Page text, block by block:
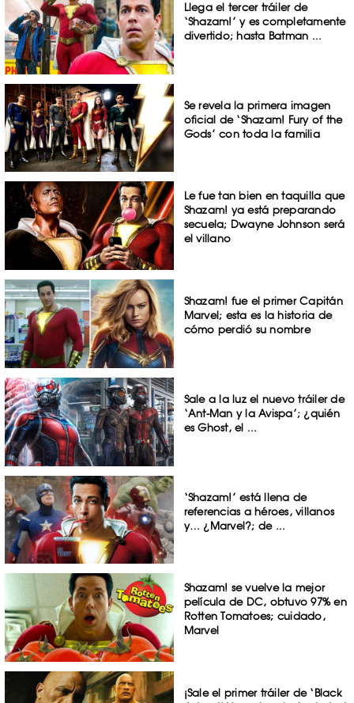
Llega el tercer tráiler de
‘Shazam!’ y es completamente
divertido; hasta Batman ...
Se revela la primera imagen
oficial de ‘Shazam! Fury of the
Gods’ con toda la familia
Le fue tan bien en taquilla que
Shazam! ya está preparando
secuela; Dwayne Johnson será
el villano
Shazam! fue el primer Capitán
Marvel; esta es la historia de
cómo perdió su nombre
Sale a la luz el nuevo tráiler de
‘Ant-Man y la Avispa’; ¿quién
es Ghost, el ...
‘Shazam!’ está llena de
referencias a héroes, villanos
y… ¿Marvel?; de ...
Shazam! se vuelve la mejor
película de DC, obtuvo 97% en
Rotten Tomatoes; cuidado,
Marvel
¡Sale el primer tráiler de ‘Black